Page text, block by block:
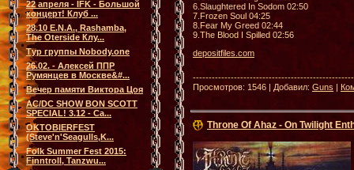
22 апреля - IFK - Большой
концерт! Клуб ...
28.10 E.N.A., Rashamba,
The Oterside Клу...
Тур группы Nobody.one
26.02. - Алексей ППР
Румянцев в Москве&#...
Вечер памяти Виктора Цоя
AC/DC SHOW BON SCOTT
SPECIAL! 3.12 - Са...
OKTOBIERFEST
(Steve'n'Seagulls,K...
Folk Summer Fest 2015:
Finntroll, Tanzwu...
6.Slaughtered In Sodom 02:50
7.Frozen Soul 04:25
8.Fear My Greed 02:44
9.The Blood I Spilled 02:56
depositfiles.com
Просмотров: 1546 | Добавил: Guns |
Throne Of Ahaz - On Twilight